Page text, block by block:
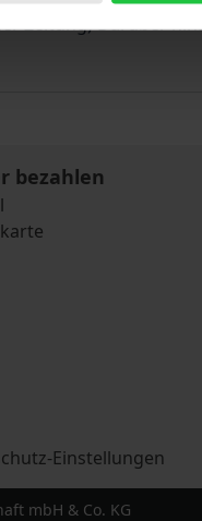
Zeitung) Darüber
bezahlen
Einstellungen
mbH & Co. KG